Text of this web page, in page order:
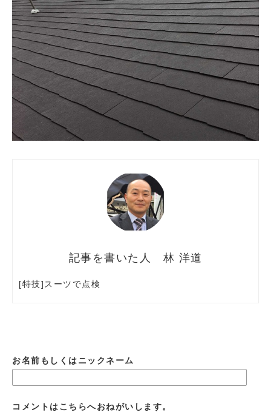
林 洋道
[特技]スーツで点検
お名前もしくはニックネーム
コメントはこちらへおねがいします。